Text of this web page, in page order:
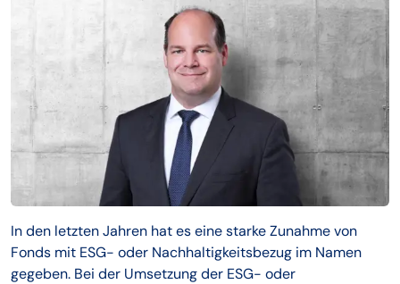
In den letzten Jahren hat es eine starke Zunahme von
Fonds mit ESG- oder Nachhaltigkeitsbezug im Namen
gegeben. Bei der Umsetzung der ESG- oder